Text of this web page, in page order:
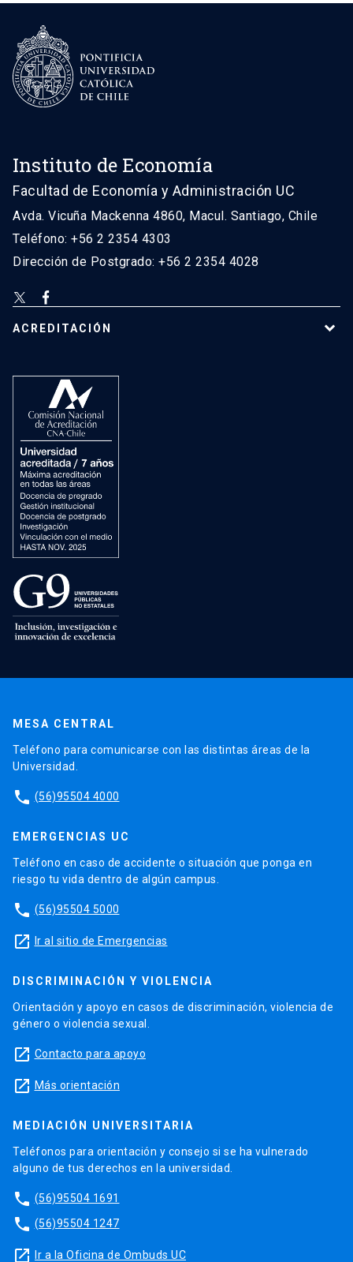
Instituto de Economía
Facultad de Economía y Administración UC
Avda. Vicuña Mackenna 4860, Macul. Santiago, Chile
Teléfono: +56 2 2354 4303
Dirección de Postgrado: +56 2 2354 4028
ACREDITACIÓN
MESA CENTRAL
Teléfono para comunicarse con las distintas áreas de la
Universidad.
phone (56)95504 4000
EMERGENCIAS UC
Teléfono en caso de accidente o situación que ponga en
riesgo tu vida dentro de algún campus.
phone (56)95504 5000
launch Ir al sitio de Emergencias
DISCRIMINACIÓN Y VIOLENCIA
Orientación y apoyo en casos de discriminación, violencia de
género o violencia sexual.
launch Contacto para apoyo
launch Más orientación
MEDIACIÓN UNIVERSITARIA
Teléfonos para orientación y consejo si se ha vulnerado
alguno de tus derechos en la universidad.
phone (56)95504 1691
phone (56)95504 1247
launch Ir a la Oficina de Ombuds UC